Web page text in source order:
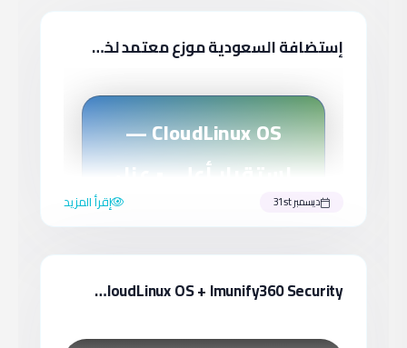
إستضافة السعودية موزع معتمد لخدمات : CloudLinux
CloudLinux OS —
استقرار أعلى • عزل
موارد • أداء احترافي
☁️
ديسمبر 31st إقرأ المزيد
CloudLinux OS + Imunify360 Security إستضافة السعودية أمنية شاملة